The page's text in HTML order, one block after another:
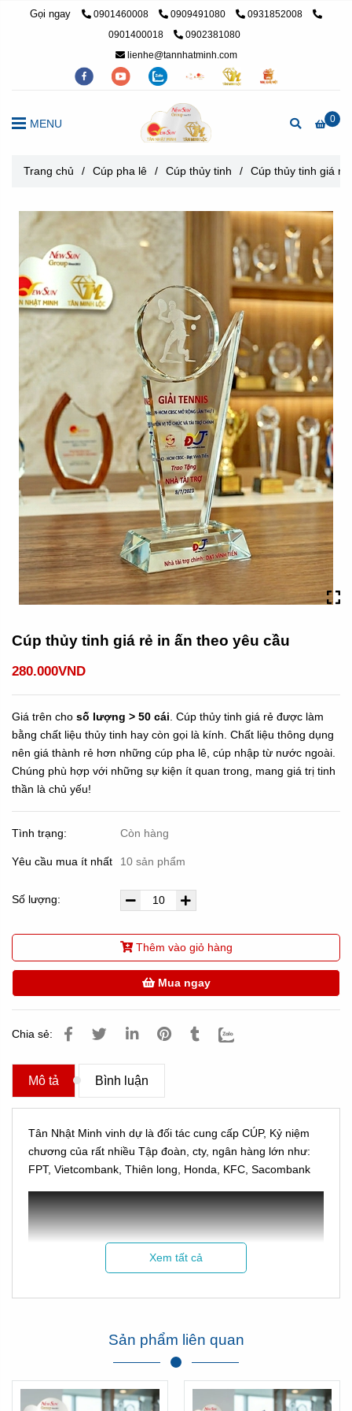
Gọi ngay 0901460008 0909491080
0931852008
0901400018
0902381080
lienhe@tannhatminh.com
0
MENU
Trang chủ / Cúp pha lê / Cúp thủy tinh / Cúp thủy tinh giá
Cúp thủy tinh giá rẻ in ấn theo yêu cầu
280.000VND
Giá trên cho số lượng > 50 cái . Cúp thủy tinh giá rẻ được làm
bằng chất liệu thủy tinh hay còn gọi là kính. Chất liệu thông dụng
nên giá thành rẻ hơn những cúp pha lê, cúp nhập từ nước ngoài.
Chúng phù hợp với những sự kiện ít quan trong, mang giá trị tinh
thần là chủ yếu!
Tình trạng: Còn hàng
Yêu cầu mua ít nhất 10 sản phẩm
Số lượng:
Thêm vào giỏ hàng
Mua ngay
Chia sẻ:
Mô tả Bình luận
Tân Nhật Minh vinh dự là đối tác cung cấp CÚP, Kỷ niệm
chương của rất nhiều Tập đoàn, cty, ngân hàng lớn như:
FPT, Vietcombank, Thiên long, Honda, KFC, Sacombank
Hình ảnh Cúp Tân Nhật Minh làm cho hội thao Sacombank
Xem thêm phản hồi của Sacombank về chúng tôi tại đây:
Click xem
Xem tất cả
Sản phẩm liên quan